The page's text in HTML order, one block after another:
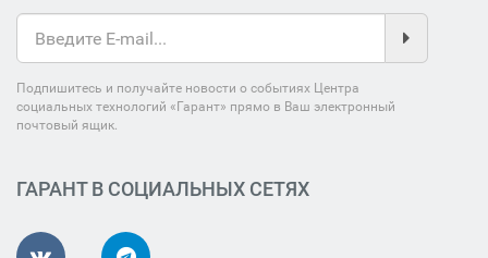
Подпишитесь и получайте новости о событиях Центра
социальных технологий «Гарант» прямо в Ваш электронный
почтовый ящик.
ГАРАНТ В СОЦИАЛЬНЫХ СЕТЯХ